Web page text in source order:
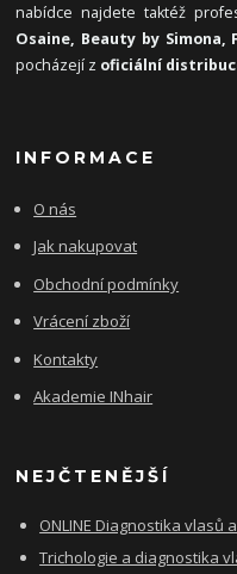
nabídce najdete taktéž
Osaine, Beauty by Simona,
pocházejí z oficiální
INFORMACE
O nás
Jak nakupovat
Obchodní podmínky
Vrácení zboží
Kontakty
Akademie INhair
NEJČTENĚJŠÍ
ONLINE Diagnostika vlasů
Trichologie a diagnostika